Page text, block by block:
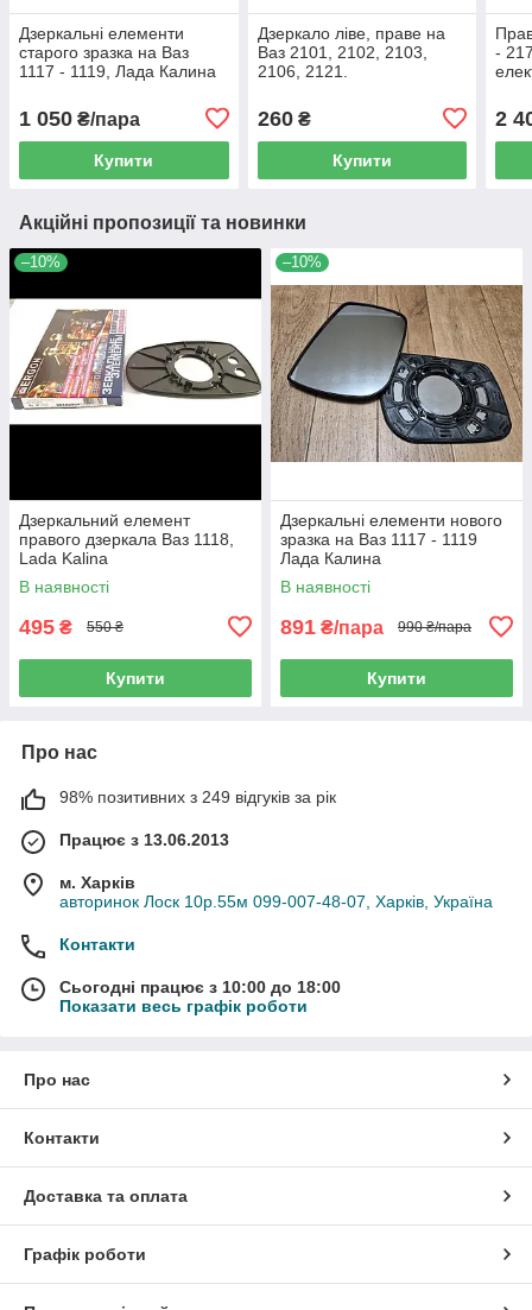
Дзеркальні елементи
старого зразка на Ваз
1117 - 1119, Лада Калина
1 050 ₴/пара
Купити
Дзеркало ліве, праве на
Ваз 2101, 2102, 2103,
2106, 2121.
260₴
Купити
-
2
Акційні пропозиції та новинки
–10%
Дзеркальний елемент
правого дзеркала Ваз 1118,
Lada Kalina
В наявності
495 ₴ 550 ₴
Купити
–10%
Дзеркальні елементи нового
зразка на Ваз 1117 - 1119
Лада Калина
В наявності
891 ₴/пара 990 ₴/пара
Купити
Про нас
98% позитивних з 249 відгуків за рік
Працює з 13.06.2013
м. Харків
авторинок Лоск 10р.55м 099-007-48-07, Харків, Україна
Контакти
Сьогодні працює з 10:00 до 18:00
Показати весь графік роботи
Про нас
Контакти
Доставка та оплата
Графік роботи